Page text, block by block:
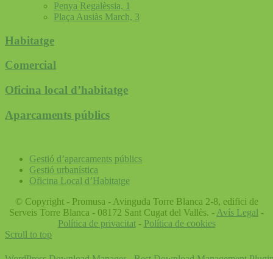
Penya Regalèssia, 1
Plaça Ausiàs March, 3
Habitatge
Comercial
Oficina local d’habitatge
Aparcaments públics
Gestió d’aparcaments públics
Gestió urbanística
Oficina Local d’Habitatge
© Copyright - Promusa - Avinguda Torre Blanca 2-8, edifici de
Serveis Torre Blanca - 08172 Sant Cugat del Vallès. - Avís Legal -
Política de privacitat- Política de cookies
Scroll to top